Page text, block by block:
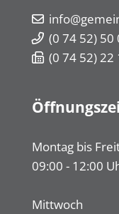
(0 74 52) 50
(0 74 52) 22
Montag bis
09:00 - 12:00
Mittwoch